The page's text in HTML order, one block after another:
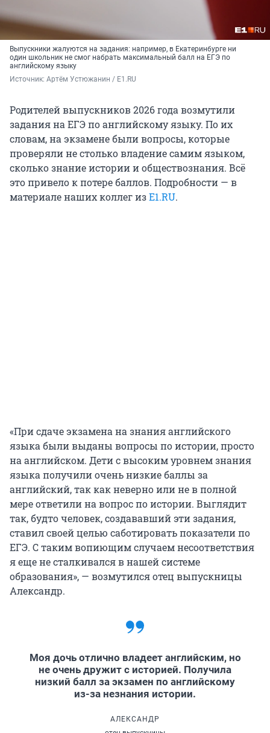
Выпускники жалуются на задания: например, в Екатеринбурге ни
один школьник не смог набрать максимальный балл на ЕГЭ по
английскому языку
Источник: Артём Устюжанин / E1.RU
Родителей выпускников 2026 года возмутили
задания на ЕГЭ по английскому языку. По их
словам, на экзамене были вопросы, которые
проверяли не столько владение самим языком,
сколько знание истории и обществознания. Всё
это привело к потере баллов. Подробности — в
материале наших коллег изE1.RU.
«При сдаче экзамена на знания английского
языка были выданы вопросы по истории, просто
на английском. Дети с высоким уровнем знания
языка получили очень низкие баллы за
английский, так как неверно или не в полной
мере ответили на вопрос по истории. Выглядит
так, будто человек, создававший эти задания,
ставил своей целью саботировать показатели по
ЕГЭ. С таким вопиющим случаем несоответствия
я еще не сталкивался в нашей системе
образования», — возмутился отец выпускницы
Александр.
Моя дочь отлично владеет английским, но
не очень дружит с историей. Получила
низкий балл за экзамен по английскому
из-за незнания истории.
АЛЕКСАНДР